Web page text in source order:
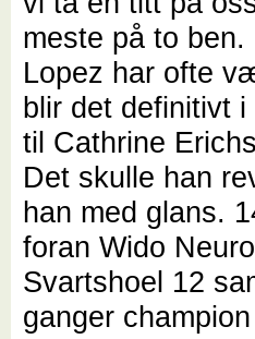
meste på to
Lopez har ofte
blir det definitivt
til Cathrine
Det skulle han
han med glans.
foran Wido
Svartshoel 12
ganger